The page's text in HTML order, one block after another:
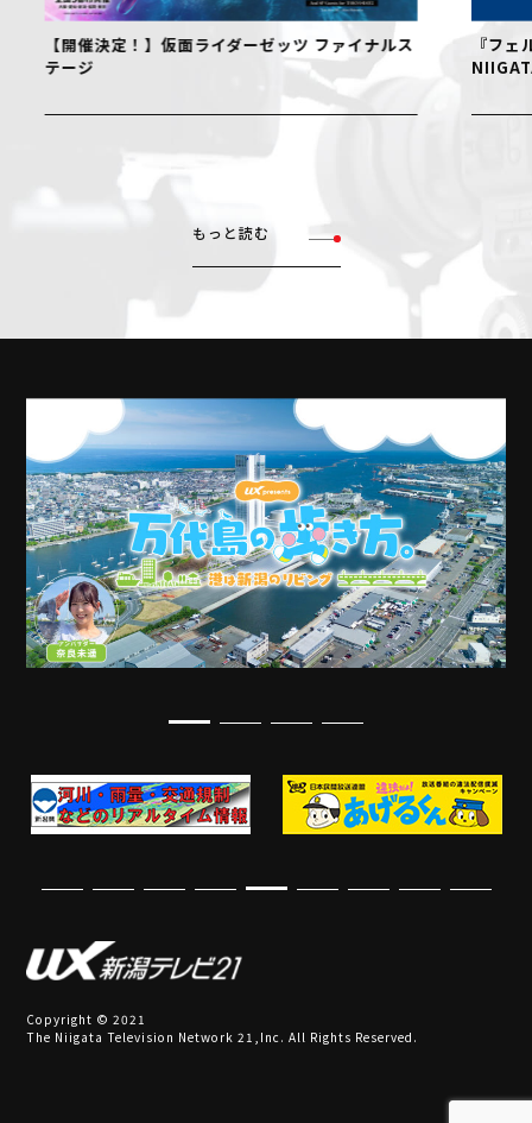
【開催決定！】仮面ライダーゼッツ ファイナルス
テージ
『フェ
もっと読む
Copyright © 2021
The Niigata Television Network 21,Inc. All Rights Reserved.